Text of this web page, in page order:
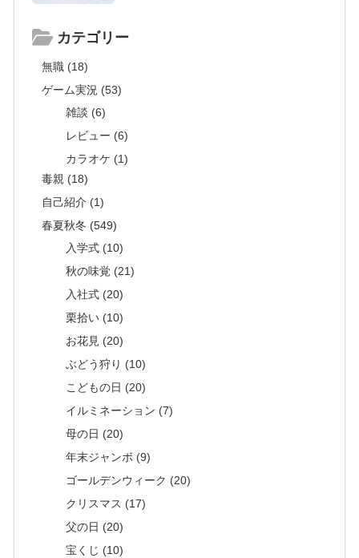
カテゴリー
無職 (18)
ゲーム実況 (53)
雑談 (6)
レビュー (6)
カラオケ (1)
毒親 (18)
自己紹介 (1)
春夏秋冬 (549)
入学式 (10)
秋の味覚 (21)
入社式 (20)
栗拾い (10)
お花見 (20)
ぶどう狩り (10)
こどもの日 (20)
イルミネーション (7)
母の日 (20)
年末ジャンボ (9)
ゴールデンウィーク (20)
クリスマス (17)
父の日 (20)
宝くじ (10)